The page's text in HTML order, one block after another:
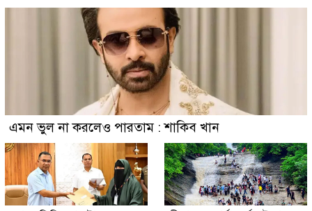
এমন ভুল না করলেও পারতাম : শাকিব খান